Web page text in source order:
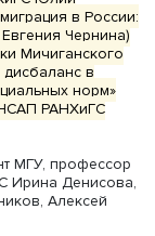
60% занятых
от работы, 20%
10% повышали
причем для
для женщин, а
занятых
вакцинации,